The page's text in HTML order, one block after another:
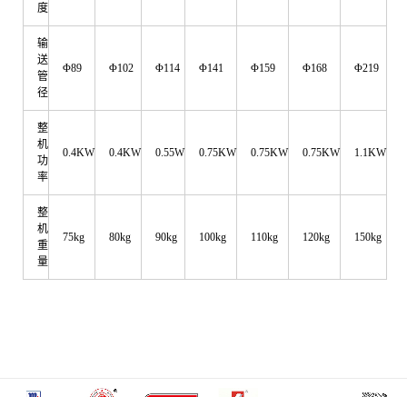
度
输
送
管
径
Φ89 Φ102 Φ114 Φ141 Φ159 Φ168 Φ219
整
机
功
率
0.4KW 0.4KW 0.55W 0.75KW 0.75KW 0.75KW 1.1KW
整
机
重
量
75kg 80kg 90kg 100kg 110kg 120kg 150kg